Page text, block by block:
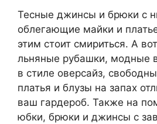
Тесные джинсы и брюки с
облегающие майки и
этим стоит смириться. А
льняные рубашки, модные
в стиле оверсайз,
платья и блузы на запах
ваш гардероб. Также на
юбки, брюки и джинсы с